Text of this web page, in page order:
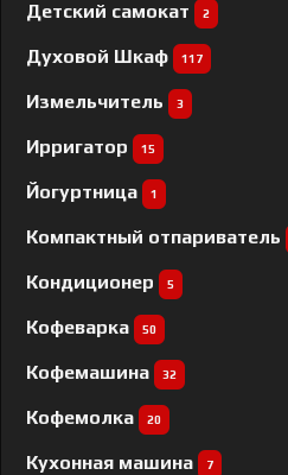
Детский самокат 2
Духовой Шкаф 117
Измельчитель 3
Ирригатор 15
Йогуртница 1
Компактный отпариватель
Кондиционер 5
Кофеварка 50
Кофемашина 32
Кофемолка 20
Кухонная машина 7